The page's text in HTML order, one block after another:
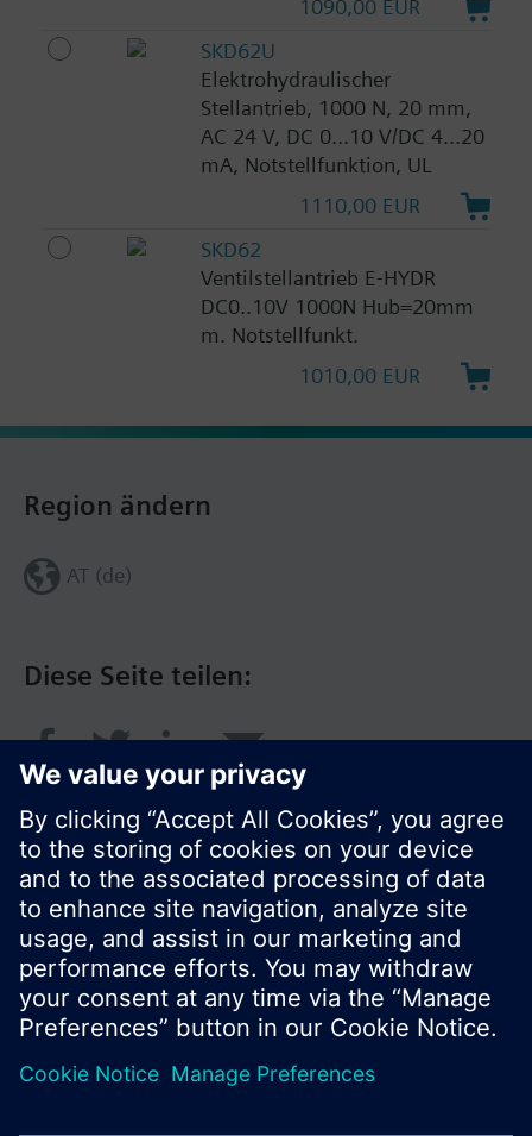
1090,00 EUR
SKD62U
Elektrohydraulischer
Stellantrieb, 1000 N, 20 mm,
AC 24 V, DC 0...10 V/DC 4...20
mA, Notstellfunktion, UL
1110,00 EUR
SKD62
Ventilstellantrieb E-HYDR
DC0..10V 1000N Hub=20mm
m. Notstellfunkt.
1010,00 EUR
Diese Seite teilen:
Region ändern
AT (de)
© Siemens Schweiz AG 2016
Produktangebot und Preise können pro Land